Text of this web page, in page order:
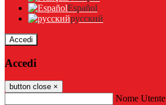
Español
русский
Accedi
Accedi
button close ×
Nome Utente